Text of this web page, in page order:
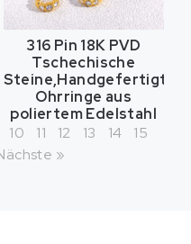
316 Pin 18K PVD
Tschechische
Steine,Handgefertigte
Ohrringe aus
poliertem Edelstahl
10 11 12 13 14
15
»